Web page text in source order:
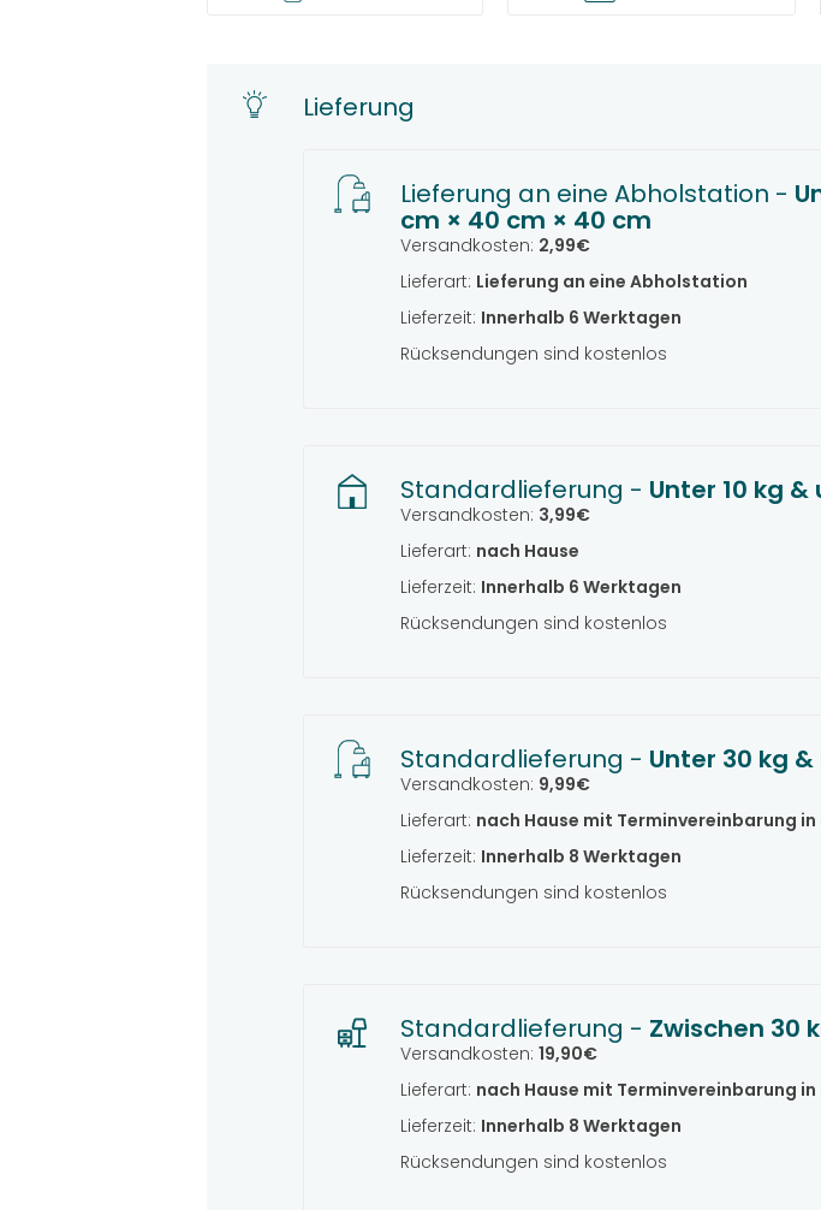
Lieferung
Lieferung an eine Abholstation -
cm × 40 cm × 40 cm
Versandkosten: 2,99€
Lieferart: Lieferung an eine Abholstation
Lieferzeit: Innerhalb 6 Werktagen
Rücksendungen sind kostenlos
Standardlieferung - Unter 10 kg &
Versandkosten: 3,99€
Lieferart: nach Hause
Lieferzeit: Innerhalb 6 Werktagen
Rücksendungen sind kostenlos
Standardlieferung - Unter 30 kg
Versandkosten: 9,99€
Lieferart: nach Hause mit Terminvereinbarung in
Lieferzeit: Innerhalb 8 Werktagen
Rücksendungen sind kostenlos
Standardlieferung - Zwischen 30
Versandkosten: 19,90€
Lieferart: nach Hause mit Terminvereinbarung in
Lieferzeit: Innerhalb 8 Werktagen
Rücksendungen sind kostenlos